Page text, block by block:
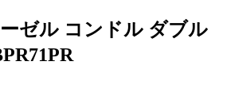
ゼル コンドル ダブル